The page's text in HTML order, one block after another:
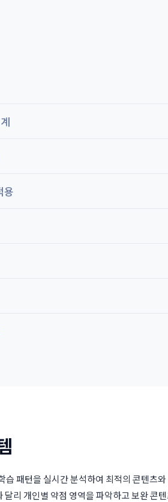
용
패턴을 실시간 분석하여 최적의 콘텐츠
리 개인별 약점 영역을 파악하고 보완 콘